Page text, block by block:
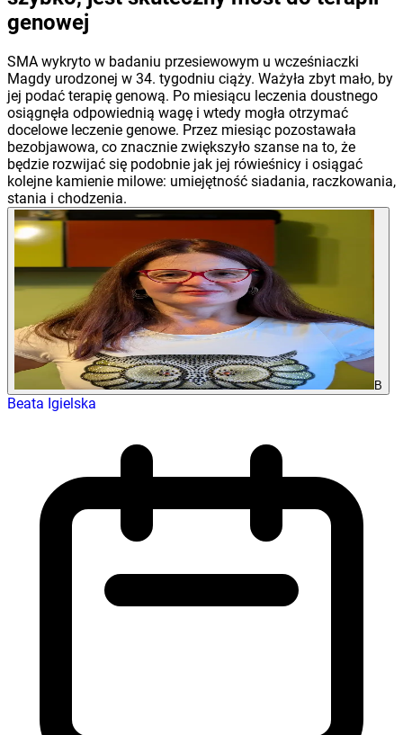
genowej
SMA wykryto w badaniu przesiewowym u wcześniaczki
Magdy urodzonej w 34. tygodniu ciąży. Ważyła zbyt mało, by
jej podać terapię genową. Po miesiącu leczenia doustnego
osiągnęła odpowiednią wagę i wtedy mogła otrzymać
docelowe leczenie genowe. Przez miesiąc pozostawała
bezobjawowa, co znacznie zwiększyło szanse na to, że
będzie rozwijać się podobnie jak jej rówieśnicy i osiągać
kolejne kamienie milowe: umiejętność siadania, raczkowania,
stania i chodzenia.
B
Beata Igielska